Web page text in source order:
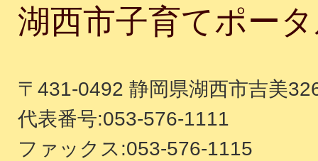
湖西市子育てポー
〒431-0492 静岡県湖西市吉美
代表番号:053-576-1111
ファックス:053-576-1115